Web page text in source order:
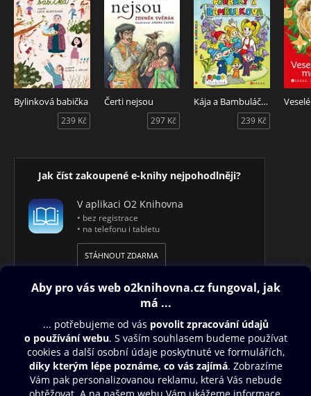
Bylinková babička
239 Kč
Čerti nejsou
297 Kč
Kája a Bambuláček - Pohádky z Bambulkova
239 Kč
Jak číst zakoupené e-knihy nejpohodlněji?
V aplikaci O2 Knihovna
• bez registrace
• na telefonu i tabletu
STÁHNOUT ZDARMA
Obsah ke stažení
Moje O2 Knihovna